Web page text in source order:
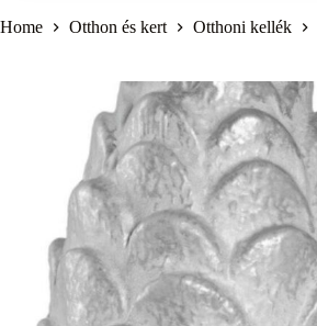
Home Otthon és kert Otthoni kellék